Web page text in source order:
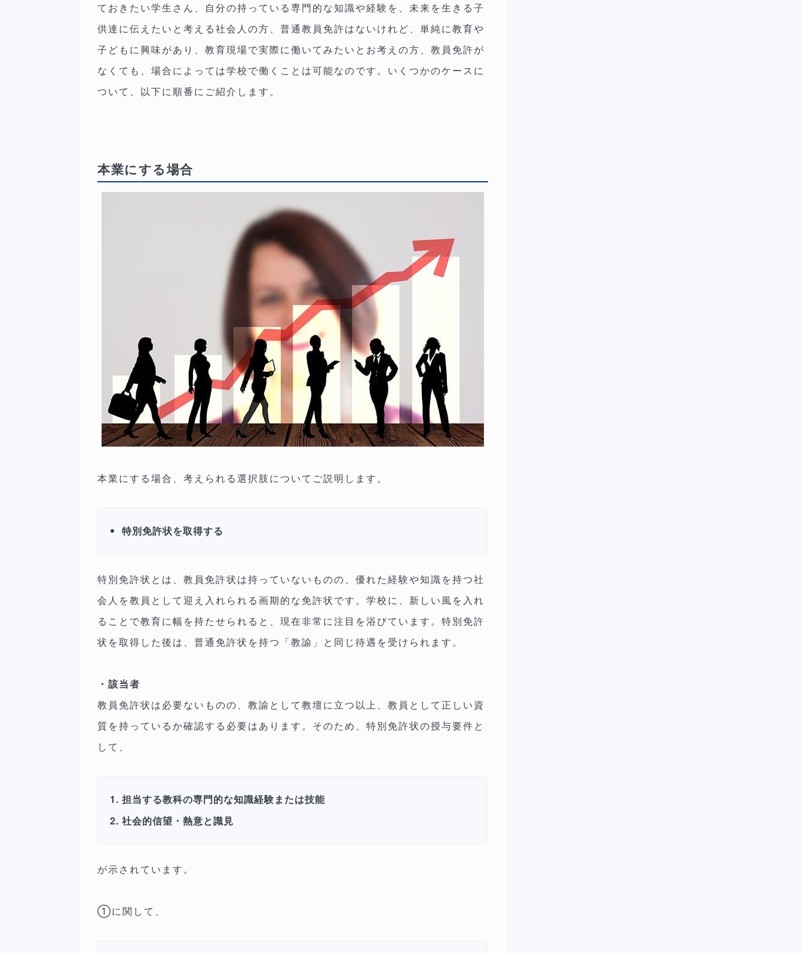
ておきたい学生さん、自分の持っている専門的な知識や経験を、未来を生きる子
供達に伝えたいと考える社会人の方、普通教員免許はないけれど、単純に教育や
子どもに興味があり、教育現場で実際に働いてみたいとお考えの方、教員免許が
なくても、場合によっては学校で働くことは可能なのです。いくつかのケースに
ついて、以下に順番にご紹介します。
本業にする場合
本業にする場合、考えられる選択肢についてご説明します。
特別免許状を取得する
特別免許状とは、教員免許状は持っていないものの、優れた経験や知識を持つ社
会人を教員として迎え入れられる画期的な免許状です。学校に、新しい風を入れ
ることで教育に幅を持たせられると、現在非常に注目を浴びています。特別免許
状を取得した後は、普通免許状を持つ「教諭」と同じ待遇を受けられます。
・該当者
教員免許状は必要ないものの、教諭として教壇に立つ以上、教員として正しい資
質を持っているか確認する必要はあります。そのため、特別免許状の授与要件と
して、
担当する教科の専門的な知識経験または技能
社会的信望・熱意と識見
が示されています。
①に関して、